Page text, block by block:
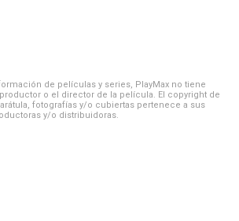
de películas y series, PlayMax no tiene
o el director de la película. El copyright de
fotografías y/o cubiertas pertenece a sus
y/o distribuidoras.